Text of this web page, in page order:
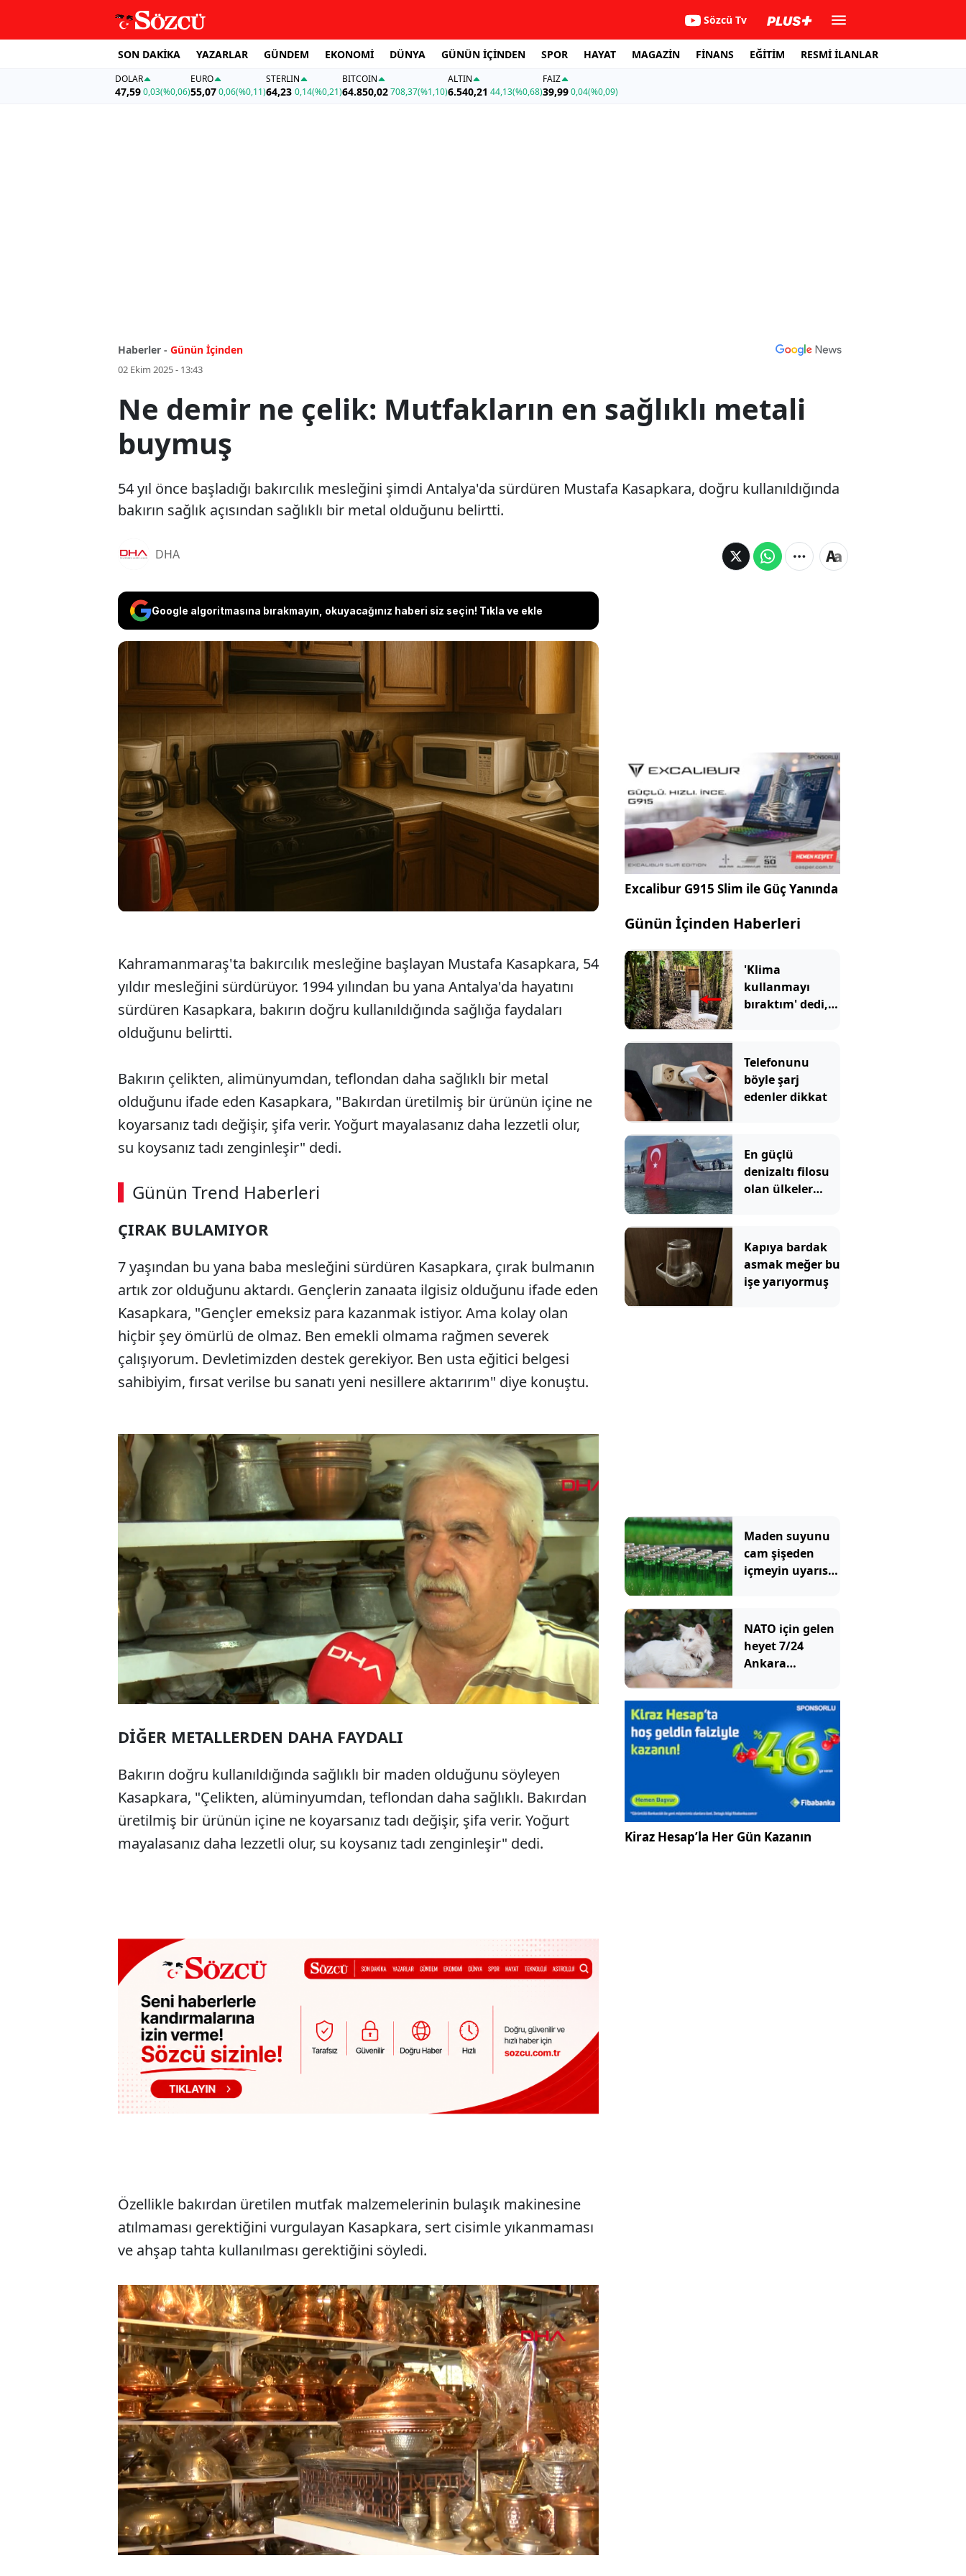
Sözcü Tv
SON DAKİKA YAZARLAR GÜNDEM EKONOMİ DÜNYA GÜNÜN İÇİNDEN SPOR HAYAT MAGAZİN FİNANS EĞİTİM RESMİ İLANLAR
DOLAR
47,590,03(%0,06)
EURO
55,07 0,06(%0,11)
STERLIN
64,23 0,14(%0,21)
BITCOIN
64.850,02708,37(%1,10)
ALTIN
6.540,21 44,13(%0,68)
FAİZ
39,990,04(%0,09)
Haberler - Günün İçinden
02 Ekim 2025 - 13:43
Ne demir ne çelik: Mutfakların en sağlıklı metali
buymuş
54 yıl önce başladığı bakırcılık mesleğini şimdi Antalya'da sürdüren Mustafa Kasapkara, doğru kullanıldığında
bakırın sağlık açısından sağlıklı bir metal olduğunu belirtti.
DHA
Google algoritmasına bırakmayın, okuyacağınız haberi siz seçin! Tıkla ve ekle
54 yıl önce başladığı bakırcılık mesleğini şimdi Antalya'da
sürdüren Mustafa Kasapkara, doğru kullanıldığında
bakırın sağlık açısından sağlıklı bir metal olduğunu
Kahramanmaraş'ta bakırcılık mesleğine başlayan Mustafa Kasapkara, 54
yıldır mesleğini sürdürüyor. 1994 yılından bu yana Antalya'da hayatını
sürdüren Kasapkara, bakırın doğru kullanıldığında sağlığa faydaları
olduğunu belirtti.
Bakırın çelikten, alimünyumdan, teflondan daha sağlıklı bir metal
olduğunu ifade eden Kasapkara, "Bakırdan üretilmiş bir ürünün içine ne
koyarsanız tadı değişir, şifa verir. Yoğurt mayalasanız daha lezzetli olur,
su koysanız tadı zenginleşir" dedi.
Günün Trend Haberleri
SÖZCÜ SON DAKİKA
ÇIRAK BULAMIYOR
7 yaşından bu yana baba mesleğini sürdüren Kasapkara, çırak bulmanın
artık zor olduğunu aktardı. Gençlerin zanaata ilgisiz olduğunu ifade eden
Kasapkara, "Gençler emeksiz para kazanmak istiyor. Ama kolay olan
hiçbir şey ömürlü de olmaz. Ben emekli olmama rağmen severek
çalışıyorum. Devletimizden destek gerekiyor. Ben usta eğitici belgesi
sahibiyim, fırsat verilse bu sanatı yeni nesillere aktarırım" diye konuştu.
DİĞER METALLERDEN DAHA FAYDALI
Bakırın doğru kullanıldığında sağlıklı bir maden olduğunu söyleyen
Kasapkara, "Çelikten, alüminyumdan, teflondan daha sağlıklı. Bakırdan
üretilmiş bir ürünün içine ne koyarsanız tadı değişir, şifa verir. Yoğurt
mayalasanız daha lezzetli olur, su koysanız tadı zenginleşir" dedi.
Özellikle bakırdan üretilen mutfak malzemelerinin bulaşık makinesine
atılmaması gerektiğini vurgulayan Kasapkara, sert cisimle yıkanmaması
ve ahşap tahta kullanılması gerektiğini söyledi.
Excalibur G915 Slim ile Güç Yanında
Günün İçinden Haberleri
'Klima
kullanmayı
bıraktım' dedi,
faturası
ödemiyor
Telefonunu
böyle şarj
edenler dikkat
En güçlü
denizaltı filosu
olan ülkeler
sıralaması
Kapıya bardak
asmak meğer bu
işe yarıyormuş
Maden suyunu
cam şişeden
içmeyin uyarısı
NATO için gelen
heyet 7/24
Ankara
izlemeye başladı
Kiraz Hesap’la Her Gün Kazanın